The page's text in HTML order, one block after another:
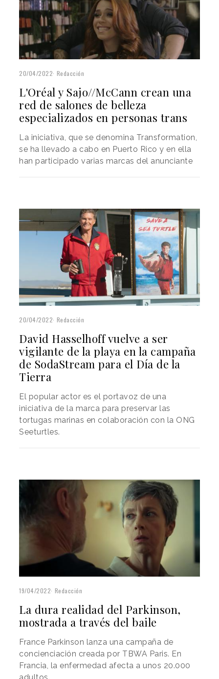
20/04/2022 Redacción
L'Oréal y Sajo//McCann crean una
red de salones de belleza
especializados en personas trans
La iniciativa, que se denomina Transformation,
se ha llevado a cabo en Puerto Rico y en ella
han participado varias marcas del anunciante
20/04/2022 Redacción
David Hasselhoff vuelve a ser
vigilante de la playa en la campaña
de SodaStream para el Día de la
Tierra
El popular actor es el portavoz de una
iniciativa de la marca para preservar las
tortugas marinas en colaboración con la ONG
Seeturtles.
19/04/2022 Redacción
La dura realidad del Parkinson,
mostrada a través del baile
France Parkinson lanza una campaña de
concienciación creada por TBWA Paris. En
Francia, la enfermedad afecta a unos 20.000
adultos.